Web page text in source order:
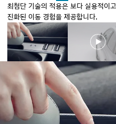
최첨단 기술의 적용은 보다 실용적이고
진화된 이동 경험을 제공합니다.